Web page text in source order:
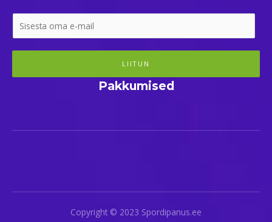
LIITUN
Pakkumised
Copyright © 2023 Spordipanus.ee